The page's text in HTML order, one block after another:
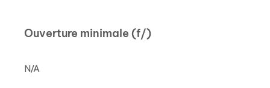
Ouverture minimale (f/)
N/A